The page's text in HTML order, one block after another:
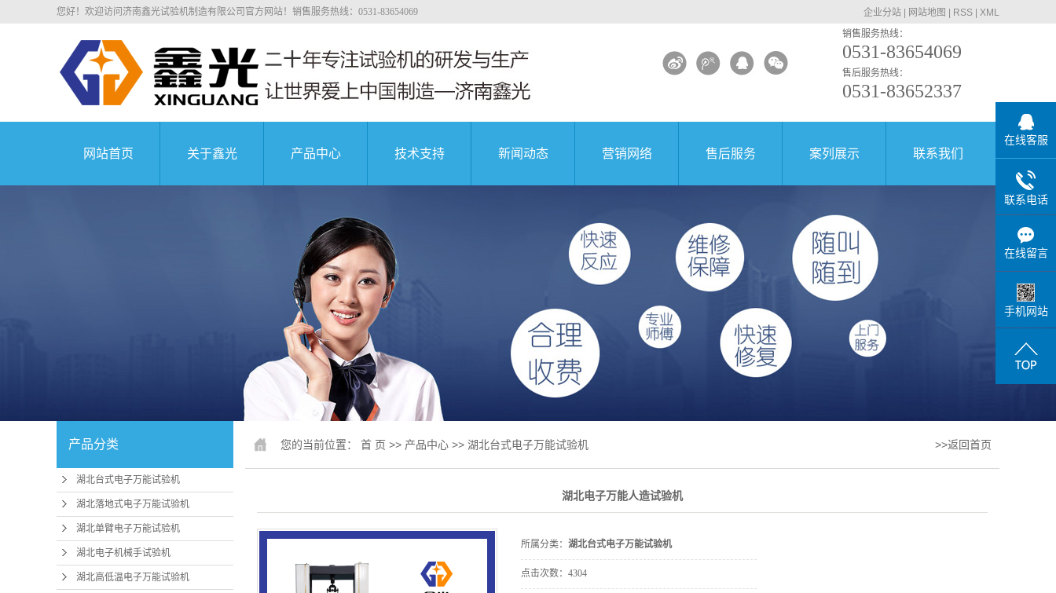
您好！欢迎访问济南鑫光试验机制造有限公司官方网站！销售服务热线：0531-83654069 企业分站 网站地图 RSS
XML
销售服务热线：
0531-83654069
售后服务热线：
0531-83652337
网站首页 关于鑫光 产品中心
湖北电子万能试验机
湖北液压万能试验机
湖北沥青混凝土试验机
湖北压剪试验机
湖北弹簧试验机
湖北锚固、钢绞线试验机
湖北人造板试验机
湖北冲击试验机
湖北疲劳试验机
湖北试验机配件及升级改造
湖北压力机、抗折抗压一体
技术支持 新闻动态
解决方案
营销网络 售后服务 案列展示
中国航天科技集团 中国航天科技集团 中国航天科技集团
联系我们
产品分类
湖北台式电子万能试验机
湖北落地式电子万能试验机
湖北单臂电子万能试验机
湖北电子机械手试验机
湖北高低温电子万能试验机
>>返回首页
您的当前位置： 首 页 >> 产品中心 >> 湖北台式电子万能试验机
湖北电子万能人造试验机
所属分类： 湖北台式电子万能试验机
点击次数： 4304
在线客服
联系电话
在线留言
手机网站